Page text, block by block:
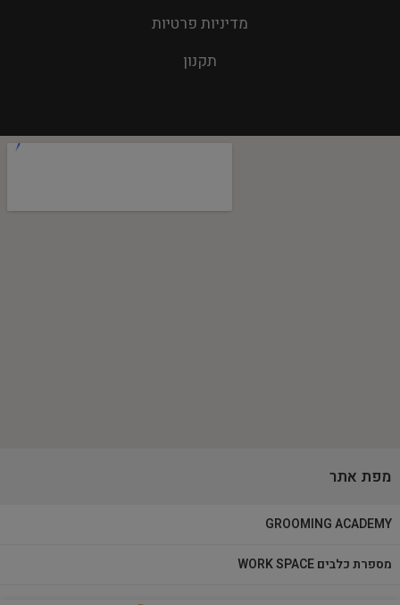
מדיניות פרטיות
תקנון
מפת אתר
GROOMING ACADEMY
מספרת כלבים WORK SPACE